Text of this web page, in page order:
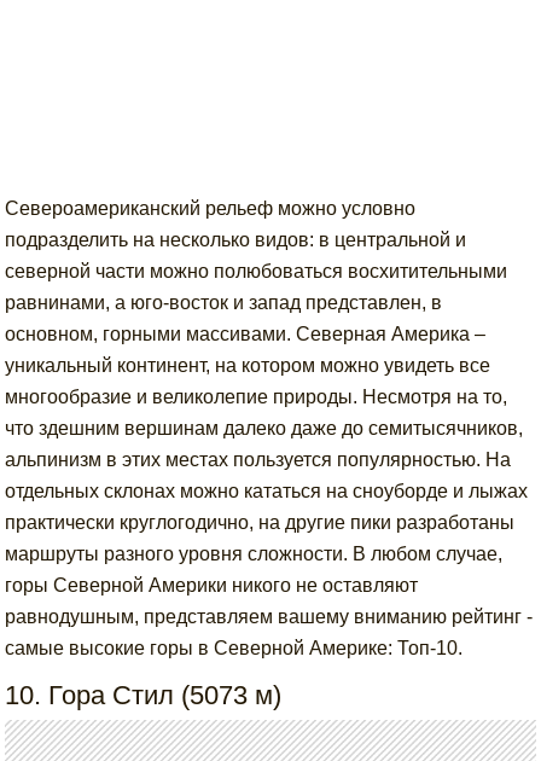
Североамериканский рельеф можно условно
подразделить на несколько видов: в центральной и
северной части можно полюбоваться восхитительными
равнинами, а юго-восток и запад представлен, в
основном, горными массивами. Северная Америка –
уникальный континент, на котором можно увидеть все
многообразие и великолепие природы. Несмотря на то,
что здешним вершинам далеко даже до семитысячников,
альпинизм в этих местах пользуется популярностью. На
отдельных склонах можно кататься на сноуборде и лыжах
практически круглогодично, на другие пики разработаны
маршруты разного уровня сложности. В любом случае,
горы Северной Америки никого не оставляют
равнодушным, представляем вашему вниманию рейтинг -
самые высокие горы в Северной Америке: Топ-10.
10. Гора Стил (5073 м)